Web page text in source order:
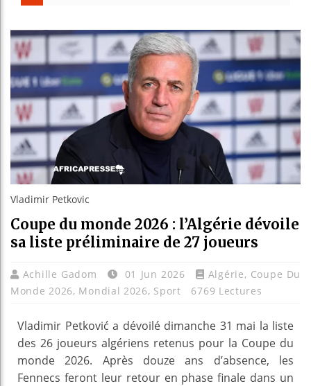
Réforme
Bénin :
Aliko
Vladimir Petkovic
Coupe du monde 2026 : l’Algérie dévoile
sa liste préliminaire de 27 joueurs
Achille Gadom 01 Jun 2026 Algérie, Coupe Du
Monde 2026, Mondial 2026, Sport 6769 Lectures
Vladimir Petković a dévoilé dimanche 31 mai la liste
des 26 joueurs algériens retenus pour la Coupe du
monde 2026. Après douze ans d’absence, les
Fennecs feront leur retour en phase finale dans un